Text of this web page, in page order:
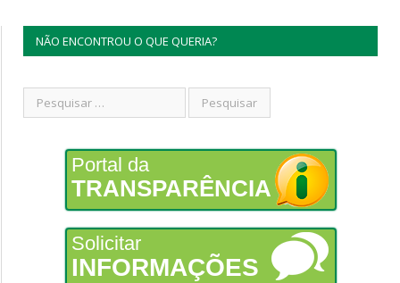
NÃO ENCONTROU O QUE QUERIA?
Portal da
TRANSPARÊNCIA
Solicitar
INFORMAÇÕES